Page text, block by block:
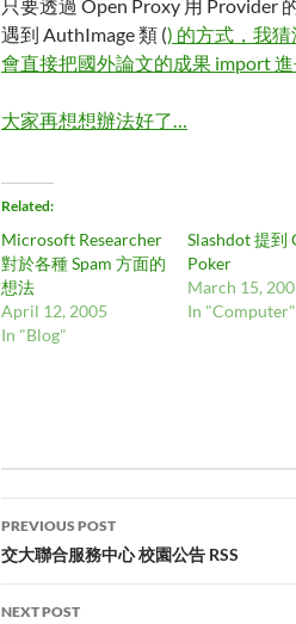
只要透過 Open Proxy 用 Provider
遇到 AuthImage 類 () 的方式，我猜
會直接把國外論文的成果 import
大家再想想辦法好了…
Related
Microsoft Researcher
對於各種 Spam 方面的
想法
April 12, 2005
In "Blog"
Slashdot 提到
Poker
March 15,
In "Computer"
Post
navigation
PREVIOUS POST
交大聯合服務中心 校園公告 RSS
NEXT POST